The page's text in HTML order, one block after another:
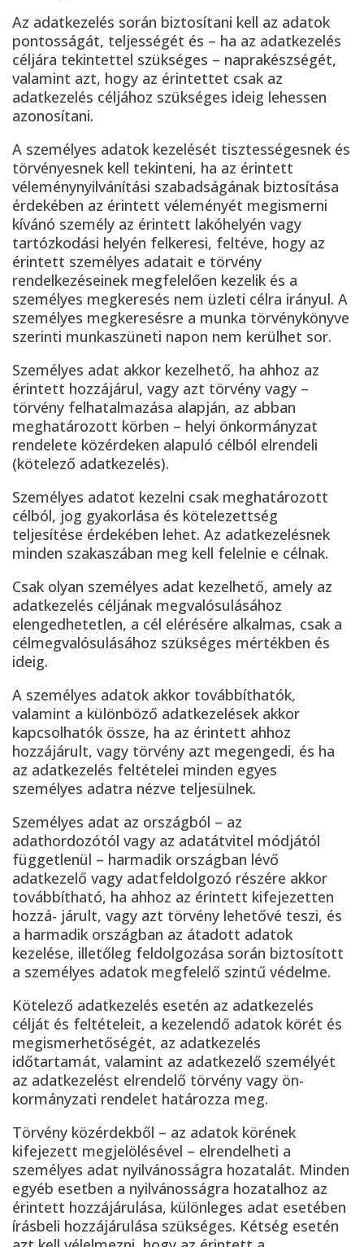
Az adatkezelés során biztosítani kell az adatok
pontosságát, teljességét és – ha az adatkezelés
céljára tekintettel szükséges – naprakészségét,
valamint azt, hogy az érintettet csak az
adatkezelés céljához szükséges ideig lehessen
azonosítani.
A személyes adatok kezelését tisztességesnek és
törvényesnek kell tekinteni, ha az érintett
véleménynyilvánítási szabadságának biztosítása
érdekében az érintett véleményét megismerni
kívánó személy az érintett lakóhelyén vagy
tartózkodási helyén felkeresi, feltéve, hogy az
érintett személyes adatait e törvény
rendelkezéseinek megfelelően kezelik és a
személyes megkeresés nem üzleti célra irányul. A
személyes megkeresésre a munka törvénykönyve
szerinti munkaszüneti napon nem kerülhet sor.
Személyes adat akkor kezelhető, ha ahhoz az
érintett hozzájárul, vagy azt törvény vagy –
törvény felhatalmazása alapján, az abban
meghatározott körben – helyi önkormányzat
rendelete közérdeken alapuló célból elrendeli
(kötelező adatkezelés).
Személyes adatot kezelni csak meghatározott
célból, jog gyakorlása és kötelezettség
teljesítése érdekében lehet. Az adatkezelésnek
minden szakaszában meg kell felelnie e célnak.
Csak olyan személyes adat kezelhető, amely az
adatkezelés céljának megvalósulásához
elengedhetetlen, a cél elérésére alkalmas, csak a
célmegvalósulásához szükséges mértékben és
ideig.
A személyes adatok akkor továbbíthatók,
valamint a különböző adatkezelések akkor
kapcsolhatók össze, ha az érintett ahhoz
hozzájárult, vagy törvény azt megengedi, és ha
az adatkezelés feltételei minden egyes
személyes adatra nézve teljesülnek.
Személyes adat az országból – az
adathordozótól vagy az adatátvitel módjától
függetlenül – harmadik országban lévő
adatkezelő vagy adatfeldolgozó részére akkor
továbbítható, ha ahhoz az érintett kifejezetten
hozzá- járult, vagy azt törvény lehetővé teszi, és
a harmadik országban az átadott adatok
kezelése, illetőleg feldolgozása során biztosított
a személyes adatok megfelelő szintű védelme.
Kötelező adatkezelés esetén az adatkezelés
célját és feltételeit, a kezelendő adatok körét és
megismerhetőségét, az adatkezelés
időtartamát, valamint az adatkezelő személyét
az adatkezelést elrendelő törvény vagy ön-
kormányzati rendelet határozza meg.
Törvény közérdekből – az adatok körének
kifejezett megjelölésével – elrendelheti a
személyes adat nyilvánosságra hozatalát. Minden
egyéb esetben a nyilvánosságra hozatalhoz az
érintett hozzájárulása, különleges adat esetében
írásbeli hozzájárulása szükséges. Kétség esetén